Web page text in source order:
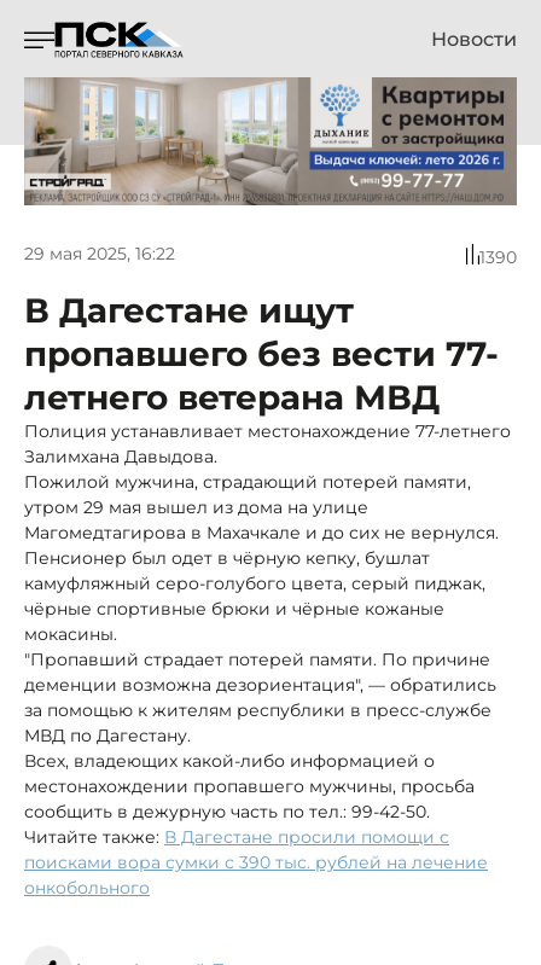
Новости
29 мая 2025, 16:22 1390
В Дагестане ищут
пропавшего без вести 77-
летнего ветерана МВД
Полиция устанавливает местонахождение 77-летнего
Залимхана Давыдова.
Пожилой мужчина, страдающий потерей памяти,
утром 29 мая вышел из дома на улице
Магомедтагирова в Махачкале и до сих не вернулся.
Пенсионер был одет в чёрную кепку, бушлат
камуфляжный серо-голубого цвета, серый пиджак,
чёрные спортивные брюки и чёрные кожаные
мокасины.
"Пропавший страдает потерей памяти. По причине
деменции возможна дезориентация", — обратились
за помощью к жителям республики в пресс-службе
МВД по Дагестану.
Всех, владеющих какой-либо информацией о
местонахождении пропавшего мужчины, просьба
сообщить в дежурную часть по тел.: 99-42-50.
Читайте также: В Дагестане просили помощи с
поисками вора сумки с 390 тыс. рублей на лечение
онкобольного